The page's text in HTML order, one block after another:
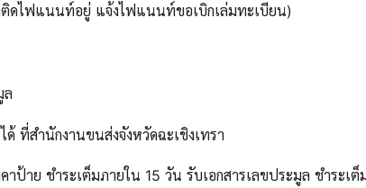
ติดไฟแนนท์อยู่ แจ้งไฟแนนท์ขอเบิกเล่มทะเบียน)
ล
ด้ ที่สำนักงานขนส่งจังหวัดฉะเชิงเทรา
าป้าย ชำระเต็มภายใน 15 วัน รับเอกสารเลขประมูล ชำระ